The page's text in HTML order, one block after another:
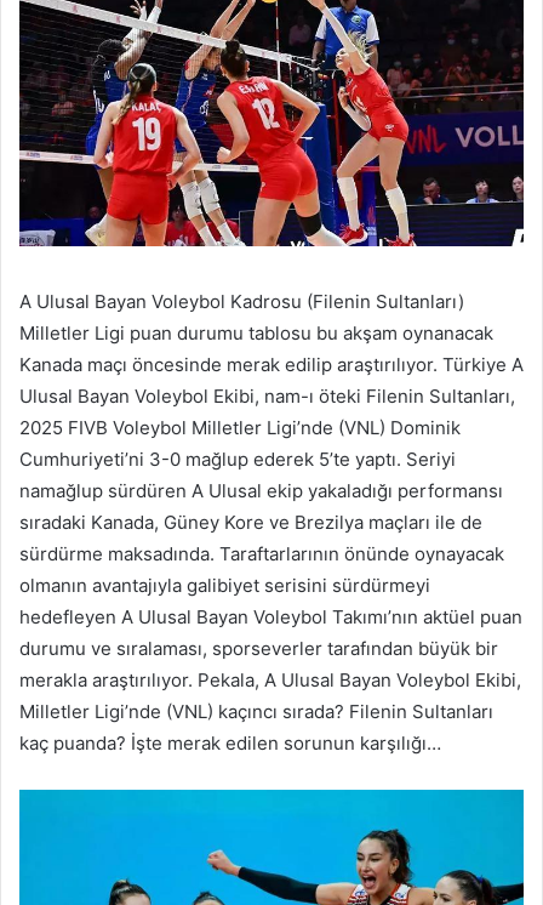
A Ulusal Bayan Voleybol Kadrosu (Filenin Sultanları)
Milletler Ligi puan durumu tablosu bu akşam oynanacak
Kanada maçı öncesinde merak edilip araştırılıyor. Türkiye A
Ulusal Bayan Voleybol Ekibi, nam-ı öteki Filenin Sultanları,
2025 FIVB Voleybol Milletler Ligi’nde (VNL) Dominik
Cumhuriyeti’ni 3-0 mağlup ederek 5’te yaptı. Seriyi
namağlup sürdüren A Ulusal ekip yakaladığı performansı
sıradaki Kanada, Güney Kore ve Brezilya maçları ile de
sürdürme maksadında. Taraftarlarının önünde oynayacak
olmanın avantajıyla galibiyet serisini sürdürmeyi
hedefleyen A Ulusal Bayan Voleybol Takımı’nın aktüel puan
durumu ve sıralaması, sporseverler tarafından büyük bir
merakla araştırılıyor. Pekala, A Ulusal Bayan Voleybol Ekibi,
Milletler Ligi’nde (VNL) kaçıncı sırada? Filenin Sultanları
kaç puanda? İşte merak edilen sorunun karşılığı…